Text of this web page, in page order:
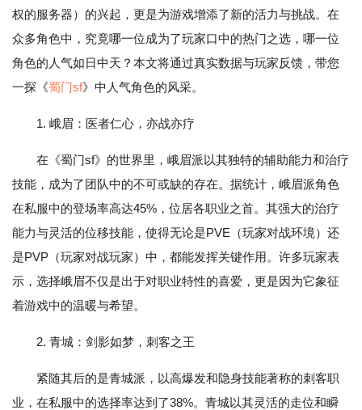
权的服务器）的兴起，更是为游戏增添了新的活力与挑战。在
众多角色中，究竟哪一位成为了玩家口中的热门之选，哪一位
角色的人气如日中天？本文将通过真实数据与玩家反馈，带您
一探《蜀门sf》中人气角色的风采。
1. 峨眉：医者仁心，亦战亦疗
在《蜀门sf》的世界里，峨眉派以其独特的辅助能力和治疗
技能，成为了团队中的不可或缺的存在。据统计，峨眉派角色
在私服中的登场率高达45%，位居各职业之首。其强大的治疗
能力与灵活的位移技能，使得无论是PVE（玩家对战环境）还
是PVP（玩家对战玩家）中，都能发挥关键作用。许多玩家表
示，选择峨眉不仅是出于对职业特性的喜爱，更是因为它象征
着游戏中的温暖与希望。
2. 青城：剑影如梦，刺客之王
紧随其后的是青城派，以高爆发和隐身技能著称的刺客职
业，在私服中的选择率达到了38%。青城以其灵活的走位和瞬